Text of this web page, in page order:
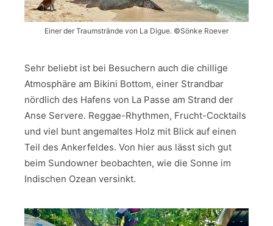
Einer der Traumstrände von La Digue. ©Sönke Roever
Sehr beliebt ist bei Besuchern auch die chillige
Atmosphäre am Bikini Bottom, einer Strandbar
nördlich des Hafens von La Passe am Strand der
Anse Servere. Reggae-Rhythmen, Frucht-Cocktails
und viel bunt angemaltes Holz mit Blick auf einen
Teil des Ankerfeldes. Von hier aus lässt sich gut
beim Sundowner beobachten, wie die Sonne im
Indischen Ozean versinkt.